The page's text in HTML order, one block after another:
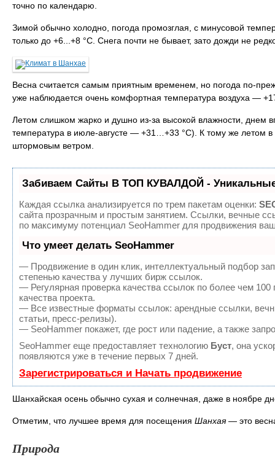
точно по календарю.
Зимой обычно холодно, погода промозглая, с минусовой
только до +6...+8 °C. Снега почти не бывает, зато дожди не
Весна считается самым приятным временем, но погода по-
уже наблюдается очень комфортная температура воздуха —
Летом слишком жарко и душно из-за высокой влажности, днем
температура в июле-августе — +31…+33 °C). К тому же летом
штормовым ветром.
Забиваем Сайты В ТОП КУВАЛДОЙ - Уникальные
Каждая ссылка анализируется по трем пакетам оценки:
сайта прозрачным и простым занятием. Ссылки, вечные
по максимуму потенциал SeoHammer для продвижения
Что умеет делать SeoHammer
— Продвижение в один клик, интеллектуальный подбор
степенью качества у лучших бирж ссылок.
— Регулярная проверка качества ссылок по более чем
качества проекта.
— Все известные форматы ссылок: арендные ссылки,
статьи, пресс-релизы).
— SeoHammer покажет, где рост или падение, а также
SeoHammer еще предоставляет технологию Буст, она
появляются уже в течение первых 7 дней.
Зарегистрироваться и Начать продвижение
Шанхайская осень обычно сухая и солнечная, даже в ноябре
Отметим, что лучшее время для посещения Шанхая— это
Природа